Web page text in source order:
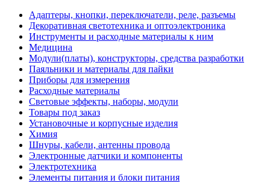
Адаптеры, кнопки, переключатели, реле, разъемы
Декоративная светотехника и оптоэлектроника
Инструменты и расходные материалы к ним
Медицина
Модули(платы), конструкторы, средства разработки
Паяльники и материалы для пайки
Приборы для измерения
Расходные материалы
Световые эффекты, наборы, модули
Товары под заказ
Установочные и корпусные изделия
Химия
Шнуры, кабели, антенны провода
Электронные датчики и компоненты
Электротехника
Элементы питания и блоки питания